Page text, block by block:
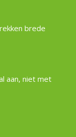
brede
aan, niet met